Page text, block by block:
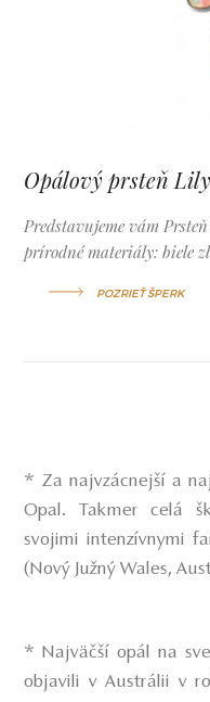
Opálový prsteň
Predstavujeme vám
prírodné materiály: biele
POZRIEŤ ŠPERK
* Za najvzácnejší a
Opal. Takmer celá
svojimi intenzívnymi
(Nový Južný Wales,
* Najväčší opál na
objavili v Austrálii v